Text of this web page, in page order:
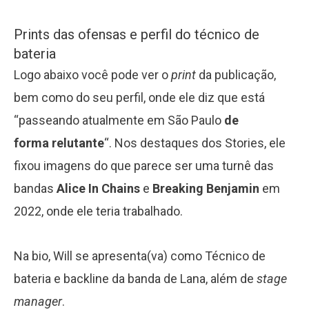
Prints das ofensas e perfil do técnico de
bateria
Logo abaixo você pode ver oprint da publicação,
bem como do seu perfil, onde ele diz que está
“passeando atualmente em São Paulo de
forma relutante“. Nos destaques dos Stories, ele
fixou imagens do que parece ser uma turnê das
bandas Alice In Chains e Breaking Benjamin em
2022, onde ele teria trabalhado.
Na bio, Will se apresenta(va) como Técnico de
bateria e backline da banda de Lana, além de stage
manager.